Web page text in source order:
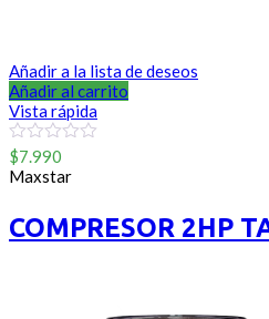
Añadir a la lista de deseos
Añadir al carrito
Vista rápida
0
out
of
$7.990
Maxstar
COMPRESOR 2HP